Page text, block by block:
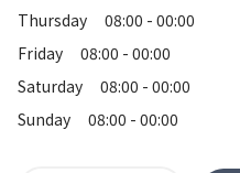
Thursday
08:00 - 00:00
Friday
08:00 - 00:00
Saturday
08:00 - 00:00
Sunday
08:00 - 00:00